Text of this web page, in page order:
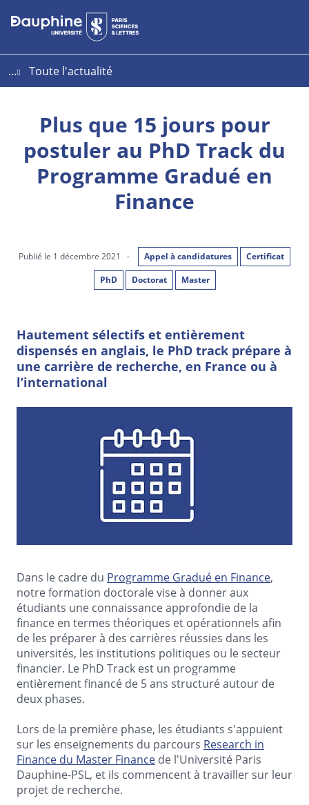
Aller
au
Aller
au
Plan
du
...
Toute l'actualité
Plus que 15 jours pour
postuler au PhD Track du
Programme Gradué en
Finance
Publié le 1 décembre 2021 - Appel à candidatures
Certificat
PhD
Doctorat Master
Hautement sélectifs et entièrement
dispensés en anglais, le PhD track prépare à
une carrière de recherche, en France ou à
l’international
Dans le cadre du Programme Gradué en Finance,
notre formation doctorale vise à donner aux
étudiants une connaissance approfondie de la
finance en termes théoriques et opérationnels afin
de les préparer à des carrières réussies dans les
universités, les institutions politiques ou le secteur
financier. Le PhD Track est un programme
entièrement financé de 5 ans structuré autour de
deux phases.
Lors de la première phase, les étudiants s'appuient
sur les enseignements du parcours Research in
Finance du Master Finance de l'Université Paris
Dauphine-PSL, et ils commencent à travailler sur leur
projet de recherche.